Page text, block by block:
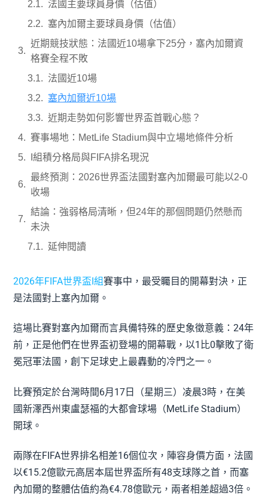
法國主要球員身價（估值）
塞內加爾主要球員身價（估值）
近期競技狀態：法國近10場拿下25分，塞內加爾資
格賽全程不敗
法國近10場
塞內加爾近10場
近期走勢如何影響世界盃首戰心態？
賽事場地：MetLife Stadium與中立場地條件分析
I組積分格局與FIFA排名現況
最終預測：2026世界盃法國對塞內加爾最可能以2-0
收場
結論：強弱格局清晰，但24年的那個問題仍然懸而
未決
延伸閱讀
2026年FIFA世界盃I組賽事中，最受矚目的開幕對決，正
是法國對上塞內加爾。
這場比賽對塞內加爾而言具備特殊的歷史象徵意義：24年
前，正是他們在世界盃初登場的開幕戰，以1比0擊敗了衛
冕冠軍法國，創下足球史上最轟動的冷門之一。
比賽預定於台灣時間6月17日（星期三）凌晨3時，在美
國新澤西州東盧瑟福的大都會球場（MetLife Stadium）
開球。
兩隊在FIFA世界排名相差16個位次，陣容身價方面，法國
以€15.2億歐元高居本屆世界盃所有48支球隊之首，而塞
內加爾的整體估值約為€4.78億歐元，兩者相差超過3倍。